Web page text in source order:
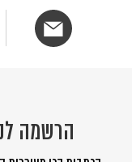
הרשמה